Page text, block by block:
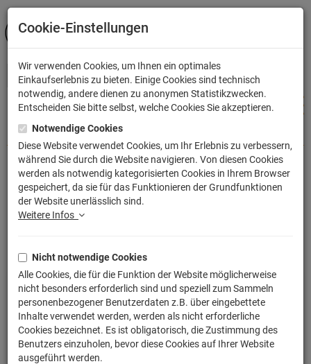
Shop Filme & Serien Fantasy
Filme & Serien Fantasy
Der
Herr der Ringe / Der Hobbit
Cookie-Einstellungen
Wir verwenden Cookies, um Ihnen ein optimales
Einkaufserlebnis zu bieten. Einige Cookies sind technisch
notwendig, andere dienen zu anonymen Statistikzwecken.
Entscheiden Sie bitte selbst, welche Cookies Sie akzeptieren.
Notwendige Cookies
Diese Website verwendet Cookies, um Ihr Erlebnis zu verbessern,
während Sie durch die Website navigieren. Von diesen Cookies
werden als notwendig kategorisierten Cookies in Ihrem Browser
gespeichert, da sie für das Funktionieren der Grundfunktionen
der Website unerlässlich sind.
Weitere Infos
Nicht notwendige Cookies
Alle Cookies, die für die Funktion der Website möglicherweise
nicht besonders erforderlich sind und speziell zum Sammeln
personenbezogener Benutzerdaten z.B. über eingebettete
Inhalte verwendet werden, werden als nicht erforderliche
Cookies bezeichnet. Es ist obligatorisch, die Zustimmung des
Benutzers einzuholen, bevor diese Cookies auf Ihrer Website
ausgeführt werden.